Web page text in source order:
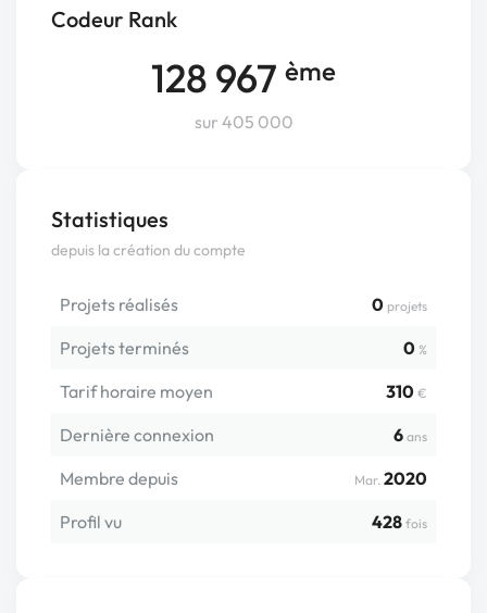
Codeur Rank
128 967 ème
sur 405 000
Statistiques
depuis la création du compte
Projets réalisés 0 projets
Projets terminés 0 %
Tarif horaire moyen 310 €
Dernière connexion 6 ans
Membre depuis Mar. 2020
Profil vu
428 fois